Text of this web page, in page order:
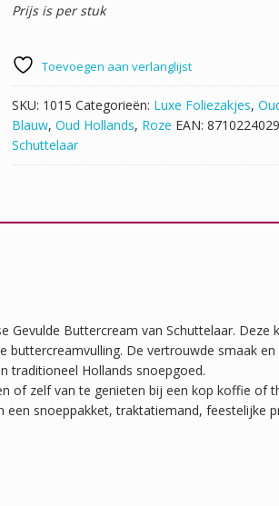
Prijs is per stuk
Toevoegen aan verlanglijst
SKU: 1015 Categorieën: Luxe Foliezakjes,
Blauw, Oud Hollands, Roze EAN:
Schuttelaar
Buttercream van Schuttelaar. Deze
De vertrouwde smaak en
traditioneel Hollands snoepgoed.
of zelf van te genieten bij een kop koffie of
een snoeppakket, traktatiemand, feestelijke